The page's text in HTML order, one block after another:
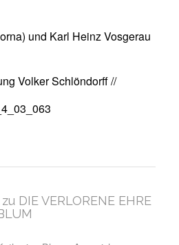
und Karl Heinz Vosgerau
Volker Schlöndorff //
DIE VERLORENE EHRE